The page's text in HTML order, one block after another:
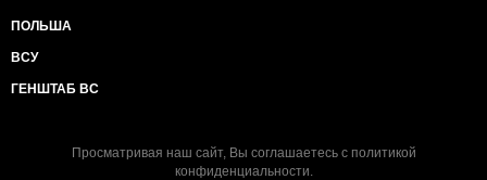
ПОЛЬША
ВСУ
ГЕНШТАБ ВС
Просматривая наш сайт, Вы соглашаетесь с политикой
конфиденциальности.